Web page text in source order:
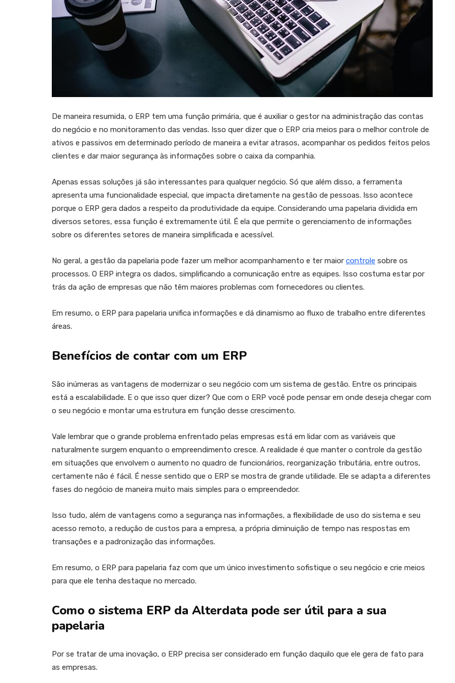
De maneira resumida, o ERP tem uma função primária, que é auxiliar o gestor na administração das contas
do negócio e no monitoramento das vendas. Isso quer dizer que o ERP cria meios para o melhor controle de
ativos e passivos em determinado período de maneira a evitar atrasos, acompanhar os pedidos feitos pelos
clientes e dar maior segurança às informações sobre o caixa da companhia.
Apenas essas soluções já são interessantes para qualquer negócio. Só que além disso, a ferramenta
apresenta uma funcionalidade especial, que impacta diretamente na gestão de pessoas. Isso acontece
porque o ERP gera dados a respeito da produtividade da equipe. Considerando uma papelaria dividida em
diversos setores, essa função é extremamente útil. É ela que permite o gerenciamento de informações
sobre os diferentes setores de maneira simplificada e acessível.
No geral, a gestão da papelaria pode fazer um melhor acompanhamento e ter maior controle sobre os
processos. O ERP integra os dados, simplificando a comunicação entre as equipes. Isso costuma estar por
trás da ação de empresas que não têm maiores problemas com fornecedores ou clientes.
Em resumo, o ERP para papelaria unifica informações e dá dinamismo ao fluxo de trabalho entre diferentes
áreas.
Benefícios de contar com um ERP
São inúmeras as vantagens de modernizar o seu negócio com um sistema de gestão. Entre os principais
está a escalabilidade. E o que isso quer dizer? Que com o ERP você pode pensar em onde deseja chegar com
o seu negócio e montar uma estrutura em função desse crescimento.
Vale lembrar que o grande problema enfrentado pelas empresas está em lidar com as variáveis que
naturalmente surgem enquanto o empreendimento cresce. A realidade é que manter o controle da gestão
em situações que envolvem o aumento no quadro de funcionários, reorganização tributária, entre outros,
certamente não é fácil. É nesse sentido que o ERP se mostra de grande utilidade. Ele se adapta a diferentes
fases do negócio de maneira muito mais simples para o empreendedor.
Isso tudo, além de vantagens como a segurança nas informações, a flexibilidade de uso do sistema e seu
acesso remoto, a redução de custos para a empresa, a própria diminuição de tempo nas respostas em
transações e a padronização das informações.
Em resumo, o ERP para papelaria faz com que um único investimento sofistique o seu negócio e crie meios
para que ele tenha destaque no mercado.
Como o sistema ERP da Alterdata pode ser útil para a sua
papelaria
Por se tratar de uma inovação, o ERP precisa ser considerado em função daquilo que ele gera de fato para
as empresas.